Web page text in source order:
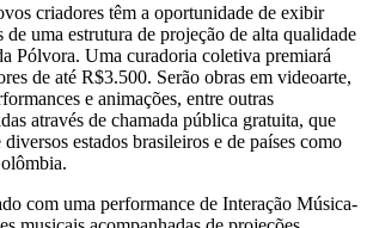
criadores têm a oportunidade de exibir
de uma estrutura de projeção de alta qualidade
Pólvora. Uma curadoria coletiva premiará
de até R$3.500. Serão obras em videoarte,
e animações, entre outras
através de chamada pública gratuita, que
estados brasileiros e de países como
com uma performance de Interação Música-